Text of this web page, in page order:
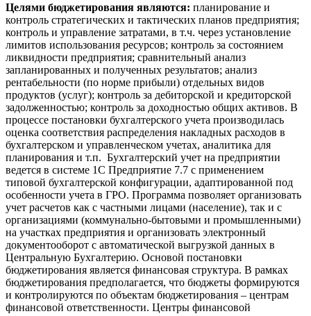
Целями бюджетирования являются: планирование и
контроль стратегических и тактических планов предприятия;
контроль и управление затратами, в т.ч. через установление
лимитов использования ресурсов; контроль за состоянием
ликвидности предприятия; сравнительный анализ
запланированных и полученных результатов; анализ
рентабельности (по норме прибыли) отдельных видов
продуктов (услуг); контроль за дебиторской и кредиторской
задолженностью; контроль за доходностью общих активов. В
процессе постановки бухгалтерского учета производилась
оценка соответствия распределения накладных расходов в
бухгалтерском и управленческом учетах, аналитика для
планирования и т.п. Бухгалтерский учет на предприятии
ведется в системе 1С Предприятие 7.7 с применением
типовой бухгалтерской конфигурации, адаптированной под
особенности учета в ГРО. Программа позволяет организовать
учет расчетов как с частными лицами (население), так и с
организациями (коммунально-бытовыми и промышленными)
на участках предприятия и организовать электронный
документооборот с автоматической выгрузкой данных в
Центральную Бухгалтерию. Основой постановки
бюджетирования является финансовая структура. В рамках
бюджетирования предполагается, что бюджеты формируются
и контролируются по объектам бюджетирования – центрам
финансовой ответственности. Центры финансовой